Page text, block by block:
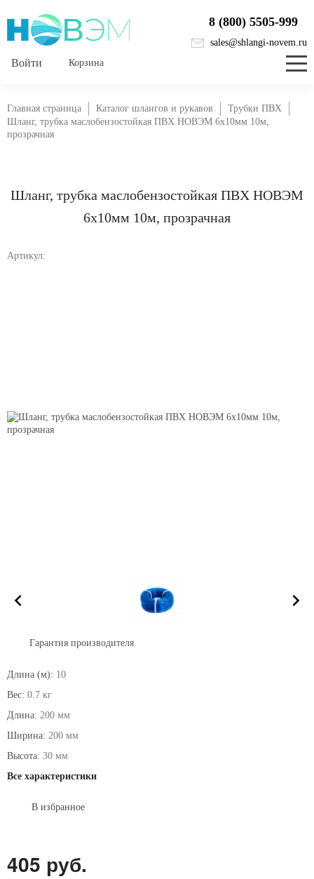
8 (800) 5505-999
sales@shlangi-novem.ru
Корзина
Главная страница Каталог шлангов и рукавов
Трубки ПВХ
Шланг, трубка маслобензостойкая ПВХ НОВЭМ 6х10мм 10м,
прозрачная
Шланг, трубка маслобензостойкая ПВХ НОВЭМ
6х10мм 10м, прозрачная
Артикул:
Гарантия производителя
Длина (м): 10
Вес: 0.7 кг
Длина: 200 мм
Ширина: 200 мм
Высота: 30 мм
Все характеристики
В избранное
405 руб.